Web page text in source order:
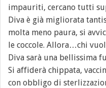
impauriti, cercano tutti
Diva è già migliorata
molta meno paura, si
le coccole. Allora…chi
Diva sarà una bellissima
Si affiderà chippata,
con obbligo di